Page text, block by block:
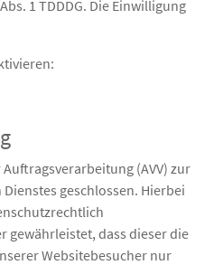
1 TDDDG. Die Einwilligung
(AVV) zur
geschlossen. Hierbei
gewährleistet, dass dieser die
Websitebesucher nur